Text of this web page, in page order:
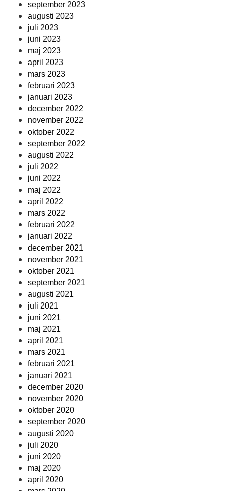
september 2023
augusti 2023
juli 2023
juni 2023
maj 2023
april 2023
mars 2023
februari 2023
januari 2023
december 2022
november 2022
oktober 2022
september 2022
augusti 2022
juli 2022
juni 2022
maj 2022
april 2022
mars 2022
februari 2022
januari 2022
december 2021
november 2021
oktober 2021
september 2021
augusti 2021
juli 2021
juni 2021
maj 2021
april 2021
mars 2021
februari 2021
januari 2021
december 2020
november 2020
oktober 2020
september 2020
augusti 2020
juli 2020
juni 2020
maj 2020
april 2020